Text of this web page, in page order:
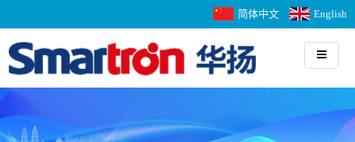
简体中文 English